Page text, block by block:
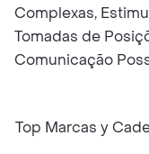
Complexas,
Tomadas de
Comunicação
Top Marcas y